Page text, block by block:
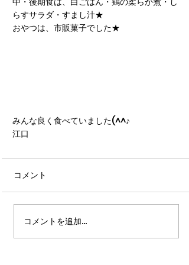
らすサラダ・すまし汁★
おやつは、市販菓子でした★
みんな良く食べていました(^^♪
江口
コメント
コメントを追加…